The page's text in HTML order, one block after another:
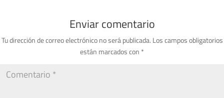
Enviar comentario
Tu dirección de correo electrónico no será publicada. Los campos obligatorios
están marcados con *